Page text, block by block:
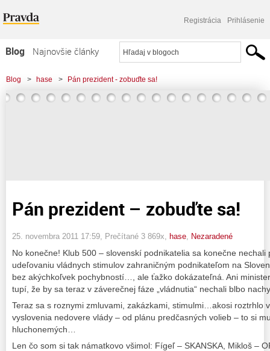
Registrácia Prihlásenie
Blog
Najnovšie články
Najčítanejšie články
Najkomentovanejšie články
Blog > hase > Pán prezident - zobuďte sa!
Pán prezident – zobuďte sa!
25. novembra 2011 17:59 , Prečítané 3 869x, hase Nezaradené
No konečne! Klub 500 – slovenskí podnikatelia sa konečne
udeľovaniu vládnych stimulov zahraničným podnikateľom na
bez akýchkoľvek pochybností…, ale ťažko dokázateľná. Ani
tupí, že by sa teraz v záverečnej fáze „vládnutia“ nechali blbo
Teraz sa s roznymi zmluvami, zakázkami, stimulmi…akosi roztrhlo
vyslovenia nedovere vlády – od plánu predčasných volieb – to si
hluchonemých…
Len čo som si tak námatkovo všimol: Fígeľ – SKANSKA, Mikloš –